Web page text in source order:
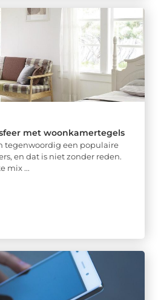
met woonkamertegels
tegenwoordig een populaire
en dat is niet zonder reden.
mix ...